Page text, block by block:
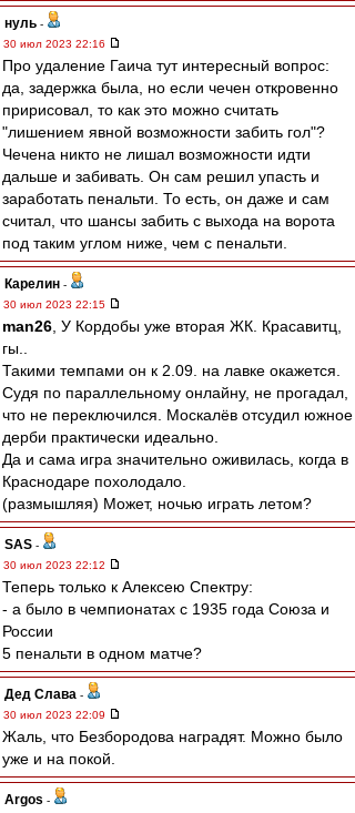
нуль -
30 июл 2023 22:16
Про удаление Гаича тут интересный вопрос:
да, задержка была, но если чечен откровенно
пририсовал, то как это можно считать
"лишением явной возможности забить гол"?
Чечена никто не лишал возможности идти
дальше и забивать. Он сам решил упасть и
заработать пенальти. То есть, он даже и сам
считал, что шансы забить с выхода на ворота
под таким углом ниже, чем с пенальти.
Карелин -
30 июл 2023 22:15
man26 , У Кордобы уже вторая ЖК. Красавитц,
гы..
Такими темпами он к 2.09. на лавке окажется.
Судя по параллельному онлайну, не прогадал,
что не переключился. Москалёв отсудил южное
дерби практически идеально.
Да и сама игра значительно оживилась, когда в
Краснодаре похолодало.
(размышляя) Может, ночью играть летом?
SAS -
30 июл 2023 22:12
Теперь только к Алексею Спектру:
- а было в чемпионатах с 1935 года Союза и
России
5 пенальти в одном матче?
Дед Слава -
30 июл 2023 22:09
Жаль, что Безбородова наградят. Можно было
уже и на покой.
Argos -